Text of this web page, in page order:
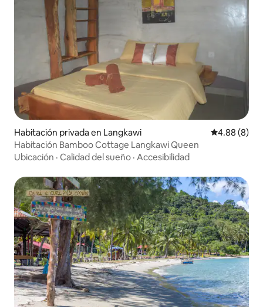
Habitación privada en Langkawi Calificación
4.88 (8)
Habitación Bamboo Cottage Langkawi Queen
Ubicación · Calidad del sueño · Accesibilidad